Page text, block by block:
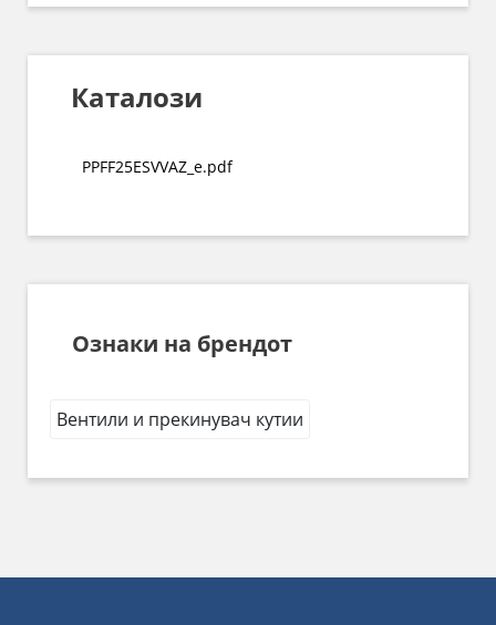
Каталози
PPFF25ESVVAZ_e.pdf
Ознаки на брендот
Вентили и прекинувач кутии